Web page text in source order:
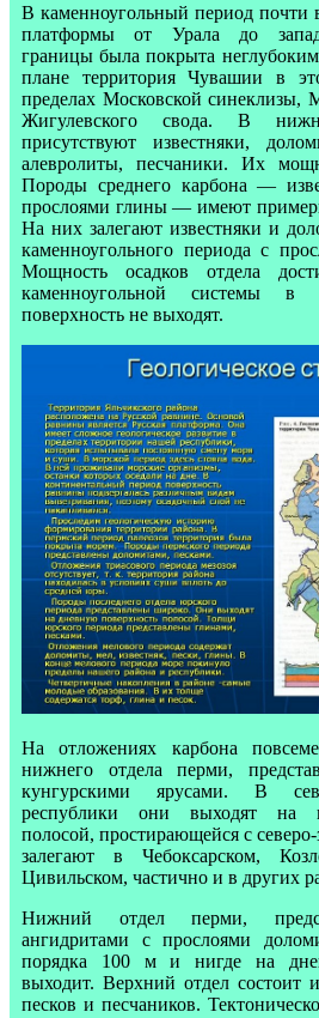
В каменноугольный период почти
платформы от Урала до
границы была покрыта
плане территория Чувашии в
пределах Московской синеклизы,
Жигулевского свода. В
присутствуют известняки,
алевролиты, песчаники. Их
Породы среднего карбона —
прослоями глины — имеют
На них залегают известняки и
каменноугольного периода с
Мощность осадков отдела
каменноугольной системы
поверхность не выходят.
На отложениях карбона
нижнего отдела перми,
кунгурскими ярусами. В
республики они выходят на
полосой, простирающейся с
залегают в Чебоксарском,
Цивильском, частично и в других
Нижний отдел перми,
ангидритами с прослоями
порядка 100 м и нигде на
выходит. Верхний отдел состоит
песков и песчаников.